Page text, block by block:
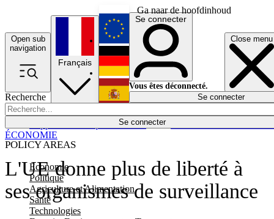
Ga naar de hoofdinhoud
Open sub
navigation
Close menu
Recherche
Se connecter
POLICY AREAS
Economie
Politique
Agriculture et Alimentation
Santé
Technologies
Économie
Français
English
Deutsch
Español
Se connecter
Vous êtes déconnecté.
Se connecter
L'UE donne plus de liberté à
ses organismes de surveillance
ÉCONOMIE